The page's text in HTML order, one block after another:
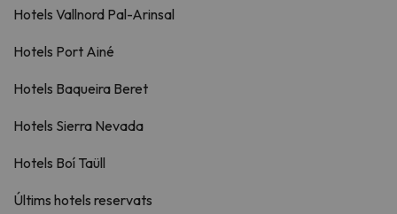
Hotels Vallnord Pal-Arinsal
Hotels Port Ainé
Hotels Baqueira Beret
Hotels Sierra Nevada
Hotels Boí Taüll
Últims hotels reservats